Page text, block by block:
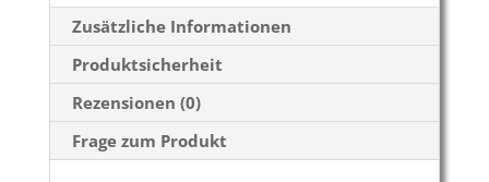
Zusätzliche Informationen
Produktsicherheit
Rezensionen (0)
Frage zum Produkt